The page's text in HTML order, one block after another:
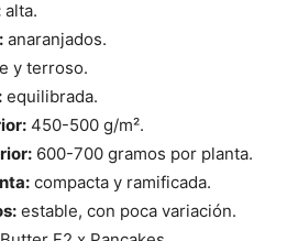
alta.
anaranjados.
y terroso.
equilibrada.
450-500 g/m².
600-700 gramos por planta.
compacta y ramificada.
estable, con poca variación.